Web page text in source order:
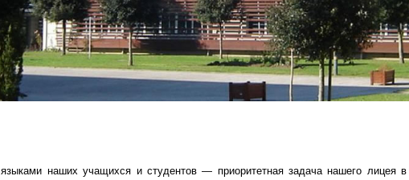
наших учащихся и студентов — приоритетная задача нашего лицея в